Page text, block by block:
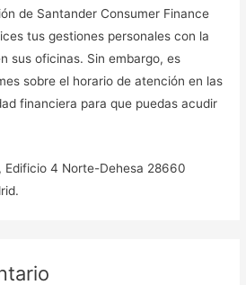
de Santander Consumer Finance
tus gestiones personales con la
sus oficinas. Sin embargo, es
sobre el horario de atención en las
financiera para que puedas acudir
Edificio 4 Norte-Dehesa 28660